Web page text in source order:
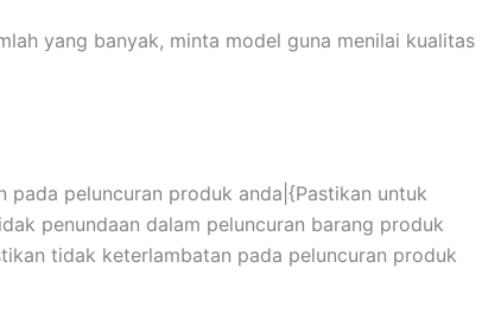
yang banyak, minta model guna menilai kualitas
pada peluncuran produk anda|{Pastikan untuk
penundaan dalam peluncuran barang produk
tidak keterlambatan pada peluncuran produk